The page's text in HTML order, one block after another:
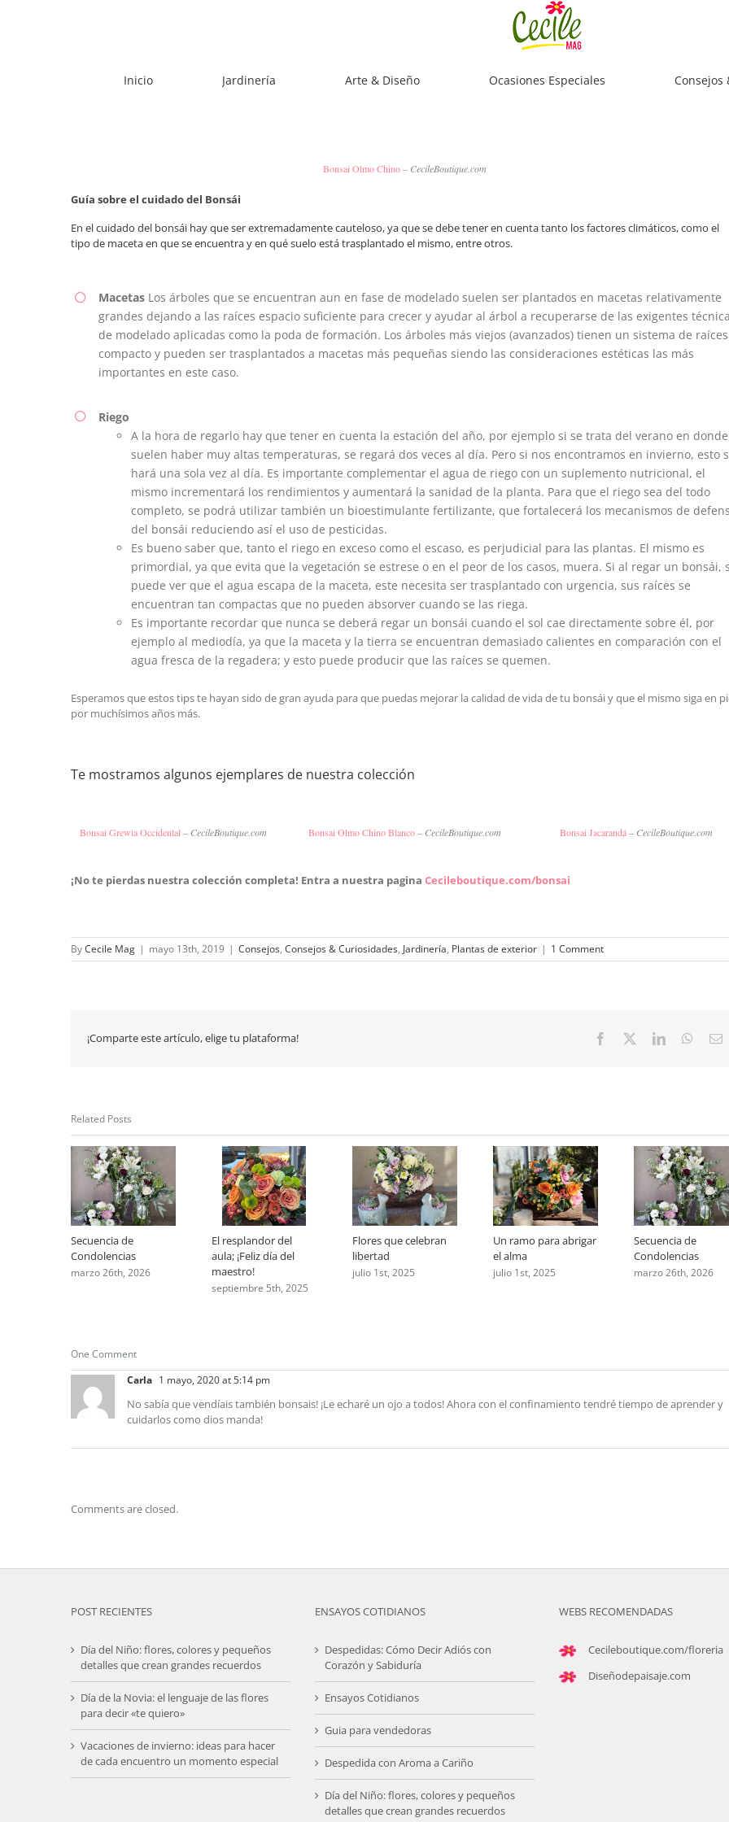
Inicio Jardinería Arte & Diseño Ocasiones Especiales Consejos
Bonsai Olmo Chino– CecileBoutique.com
Guía sobre el cuidado del Bonsái
En el cuidado del bonsái hay que ser extremadamente cauteloso, ya que se debe tener en cuenta tanto los factores climáticos, como el
tipo de maceta en que se encuentra y en qué suelo está trasplantado el mismo, entre otros.
MacetasLos árboles que se encuentran aun en fase de modelado suelen ser plantados en macetas relativamente
grandes dejando a las raíces espacio suficiente para crecer y ayudar al árbol a recuperarse de las exigentes
de modelado aplicadas como la poda de formación. Los árboles más viejos (avanzados) tienen un sistema de raíces
compacto y pueden ser trasplantados a macetas más pequeñas siendo las consideraciones estéticas las más
importantes en este caso.
Riego
A la hora de regarlo hay que tener en cuenta la estación del año, por ejemplo si se trata del verano en donde
suelen haber muy altas temperaturas, se regará dos veces al día. Pero si nos encontramos en invierno, esto
hará una sola vez al día. Es importante complementar el agua de riego con un suplemento nutricional, el
mismo incrementará los rendimientos y aumentará la sanidad de la planta. Para que el riego sea del todo
completo, se podrá utilizar también un bioestimulante fertilizante, que fortalecerá los mecanismos de
del bonsái reduciendo así el uso de pesticidas.
Es bueno saber que, tanto el riego en exceso como el escaso, es perjudicial para las plantas. El mismo es
primordial, ya que evita que la vegetación se estrese o en el peor de los casos, muera. Si al regar un bonsái,
puede ver que el agua escapa de la maceta, este necesita ser trasplantado con urgencia, sus raíces se
encuentran tan compactas que no pueden absorver cuando se las riega.
Es importante recordar que nunca se deberá regar un bonsái cuando el sol cae directamente sobre él, por
ejemplo al mediodía, ya que la maceta y la tierra se encuentran demasiado calientes en comparación con el
agua fresca de la regadera; y esto puede producir que las raíces se quemen.
Esperamos que estos tips te hayan sido de gran ayuda para que puedas mejorar la calidad de vida de tu bonsái y que el mismo siga en
por muchísimos años más.
Te mostramos algunos ejemplares de nuestra colección
Bonsai Grewia Occidental– CecileBoutique.com Bonsai Olmo Chino Blanco– CecileBoutique.com Bonsai Jacarandá– CecileBoutique.com
¡No te pierdas nuestra colección completa! Entra a nuestra pagina Cecileboutique.com/bonsai
ByCecile Mag | mayo 13th, 2019 | Consejos, Consejos & Curiosidades, Jardinería, Plantas de exterior | 1 Comment
¡Comparte este artículo, elige tu plataforma! Facebook LinkedIn
Related Posts
Secuencia de
Condolencias
marzo 26th, 2026
El resplandor del
aula; ¡Feliz día del
maestro!
septiembre 5th, 2025
Flores que celebran
libertad
julio 1st, 2025
Un ramo para abrigar
el alma
julio 1st, 2025
Secuencia de
Condolencias
marzo 26th, 2026
One Comment
Carla 1 mayo, 2020 at 5:14 pm
No sabía que vendíais también bonsais! ¡Le echaré un ojo a todos! Ahora con el confinamiento tendré tiempo de aprender y
cuidarlos como dios manda!
Comments are closed.
POST RECIENTES
Día del Niño: flores, colores y pequeños
detalles que crean grandes recuerdos
Día de la Novia: el lenguaje de las flores
para decir «te quiero»
Vacaciones de invierno: ideas para hacer
de cada encuentro un momento especial
ENSAYOS COTIDIANOS
Despedidas: Cómo Decir Adiós con
Corazón y Sabiduría
Ensayos Cotidianos
Guia para vendedoras
Despedida con Aroma a Cariño
Día del Niño: flores, colores y pequeños
detalles que crean grandes recuerdos
WEBS RECOMENDADAS
Cecileboutique.com/floreria
Diseñodepaisaje.com